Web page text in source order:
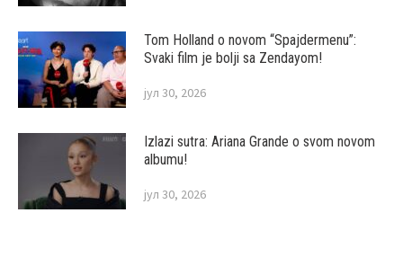
Tom Holland o novom “Spajdermenu”:
Svaki film je bolji sa Zendayom!
јул 30, 2026
Izlazi sutra: Ariana Grande o svom novom
albumu!
јул 30, 2026